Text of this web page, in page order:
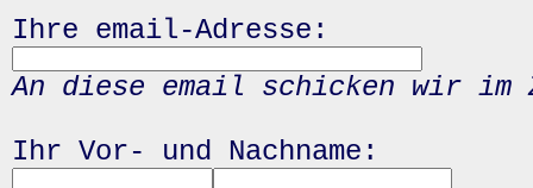
Ihre email-Adresse:
An diese email schicken wir
Ihr Vor- und Nachname: